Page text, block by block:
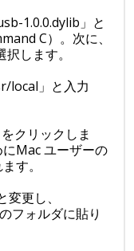
1.0.0.dylib」と
C）。次に、
します。
local」と入力
クリックしま
Mac ユーザーの
す。
更し、
フォルダに貼り